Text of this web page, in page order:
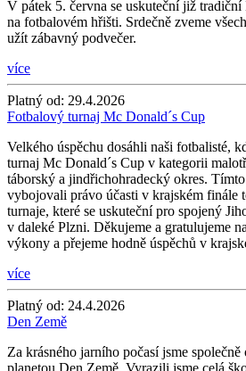
V pátek 5. června se uskuteční již
na fotbalovém hřišti. Srdečně zveme
užít zábavný podvečer.
více
Platný od: 29.4.2026
Fotbalový turnaj Mc Donald´s Cup
Velkého úspěchu dosáhli naši fotbalisté,
turnaj Mc Donald´s Cup v kategorii
táborský a jindřichohradecký okres.
vybojovali právo účasti v krajském finále
turnaje, které se uskuteční pro spojený
v daleké Plzni. Děkujeme a gratulujeme
výkony a přejeme hodně úspěchů v
více
Platný od: 24.4.2026
Den Země
Za krásného jarního počasí jsme